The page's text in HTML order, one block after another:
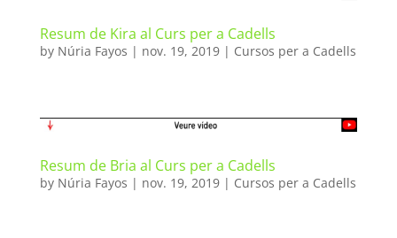
Resum de Kira al Curs per a Cadells
by Núria Fayos | nov. 19, 2019| Cursos per a Cadells
Resum de Bria al Curs per a Cadells
by Núria Fayos | nov. 19, 2019| Cursos per a Cadells